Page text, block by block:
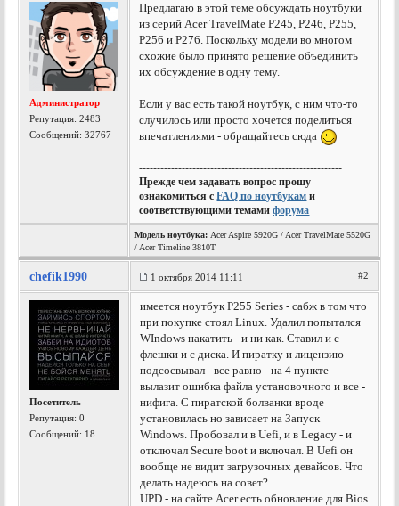
Администратор
Репутация:2483
Сообщений: 32767
Предлагаю в этой теме обсуждать ноутбуки
из серий Acer TravelMate P245, P246, P255,
P256 и P276. Поскольку модели во многом
схожие было принято решение объединить
их обсуждение в одну тему.
Если у вас есть такой ноутбук, с ним что-то
случилось или просто хочется поделиться
впечатлениями - обращайтесь сюда
---------------------------------------------------------
Прежде чем задавать вопрос прошу
ознакомиться сFAQ по ноутбукам и
соответствующими темамифорума
Модель ноутбука: Acer Aspire 5920G / Acer TravelMate 5520G
/ Acer Timeline 3810T
chefik1990 1 октября 2014 11:11 #2
Посетитель
Репутация:0
Сообщений: 18
имеется ноутбук P255 Series - сабж в том что
при покупке стоял Linux. Удалил попытался
WIndows накатить - и ни как. Ставил и с
флешки и с диска. И пиратку и лицензию
подсосвывал - все равно - на 4 пункте
вылазит ошибка файла установочного и все -
нифига. С пиратской болванки вроде
установилась но зависает на Запуск
Windows. Пробовал и в Uefi, и в Legacy - и
отключал Secure boot и включал. В Uefi он
вообще не видит загрузочных девайсов. Что
делать надеюсь на совет?
UPD - на сайте Acer есть обновление для Bios